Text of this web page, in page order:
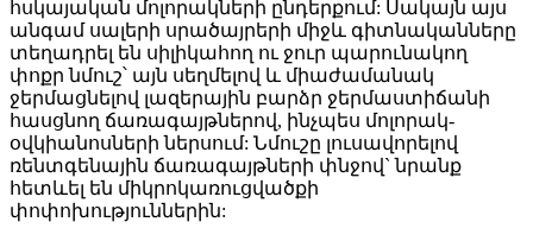
հսկայական մոլորակների ընդերքում: Սակայն այս
անգամ սալերի սրածայրերի միջև գիտնականները
տեղադրել են սիլիկահող ու ջուր պարունակող
փոքր նմուշ՝ այն սեղմելով և միաժամանակ
ջերմացնելով լազերային բարձր ջերմաստիճանի
հասցնող ճառագայթներով, ինչպես մոլորակ-
օվկիանոսների ներսում: Նմուշը լուսավորելով
ռենտգենային ճառագայթների փնջով` նրանք
հետևել են միկրոկառուցվածքի
փոփոխություններին: